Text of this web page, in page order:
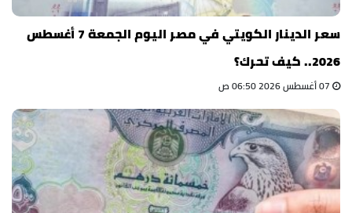
سعر الدينار الكويتي في مصر اليوم الجمعة 7 أغسطس
2026.. كيف تحرك؟